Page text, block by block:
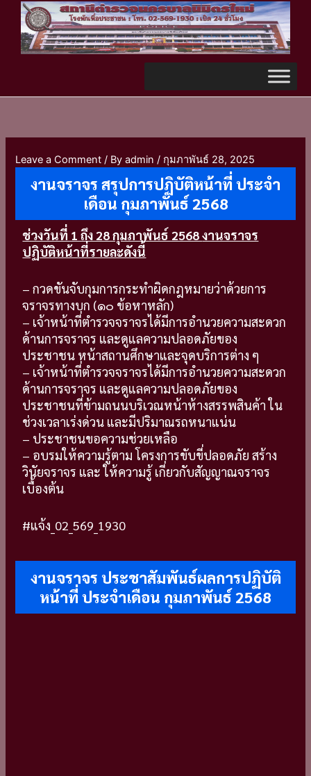
content
Leave a Comment / Byadmin/ กุมภาพันธ์ 28, 2025
งานจราจร สรุปการปฏิบัติหน้าที่ ประจำ
เดือน กุมภาพันธ์ 2568
ช่วงวันที่ 1 ถึง 28 กุมภาพันธ์ 2568งานจราจร
ปฏิบัติหน้าที่รายละดังนี้
– กวดขันจับกุมการกระทำผิดกฎหมายว่าด้วยการ
จราจรทางบก (๑๐ ข้อหาหลัก)
– เจ้าหน้าที่ตำรวจจราจรได้มีการอำนวยความสะดวก
ด้านการจราจร และดูแลความปลอดภัยของ
ประชาชน หน้าสถานศึกษาและจุดบริการต่าง ๆ
– เจ้าหน้าที่ตำรวจจราจรได้มีการอำนวยความสะดวก
ด้านการจราจร และดูแลความปลอดภัยของ
ประชาชนที่ข้ามถนนบริเวณหน้าห้างสรรพสินค้า ใน
ช่วงเวลาเร่งด่วน และมีปริมาณรถหนาแน่น
– ประชาชนขอความช่วยเหลือ
– อบรมให้ความรู้ตาม โครงการขับขี่ปลอดภัย สร้าง
วินัยจราจร และ ให้ความรู้ เกี่ยวกับสัญญาณจราจร
เบื้องต้น
#แจ้ง_02_569_1930
งานจราจร ประชาสัมพันธ์ผลการปฏิบัติ
หน้าที่ ประจำเดือน กุมภาพันธ์ 2568
TikTok